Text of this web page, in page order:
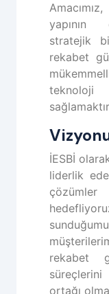
yapının
stratejik
rekabet
teknoloji
İESBİ
liderlik
rekabet
ortağı